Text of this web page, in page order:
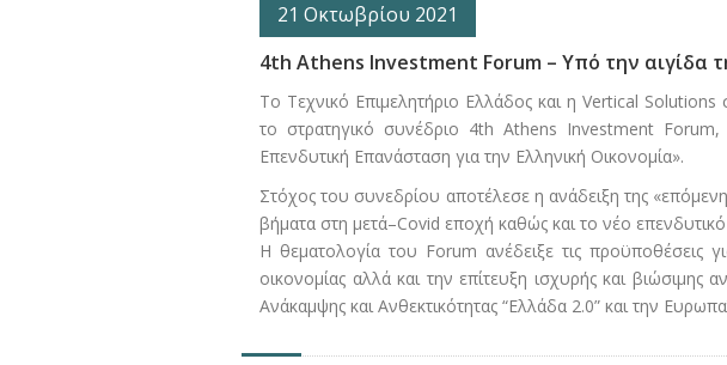
21 Οκτωβρίου 2021
4th Athens Investment Forum – Υπό την αιγίδα
Το Τεχνικό Επιμελητήριο Ελλάδος και η Vertical
το στρατηγικό συνέδριο 4th Athens Investment
Επενδυτική Επανάσταση για την Ελληνική Οικονομία».
Στόχος του συνεδρίου αποτέλεσε η ανάδειξη της
βήματα στη μετά–Covid εποχή καθώς και το νέο
Η θεματολογία του Forum ανέδειξε τις προϋποθέσεις
οικονομίας αλλά και την επίτευξη ισχυρής και
Ανάκαμψης και Ανθεκτικότητας “Ελλάδα 2.0” και την